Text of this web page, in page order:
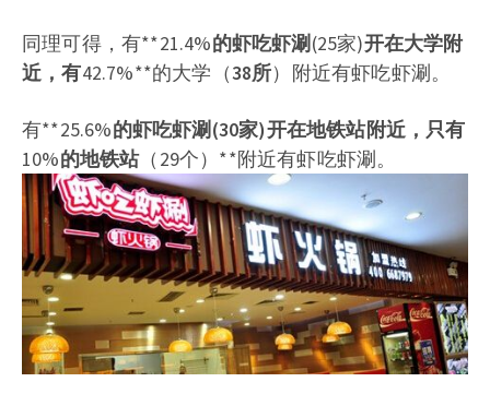
同理可得，有**21.4%的虾吃虾涮 (25家)开在大学附
近，有42.7%**的大学（38所）附近有虾吃虾涮。
有**25.6%的虾吃虾涮(30家)开在地铁站附近，只有
10%的地铁站（29个）**附近有虾吃虾涮。